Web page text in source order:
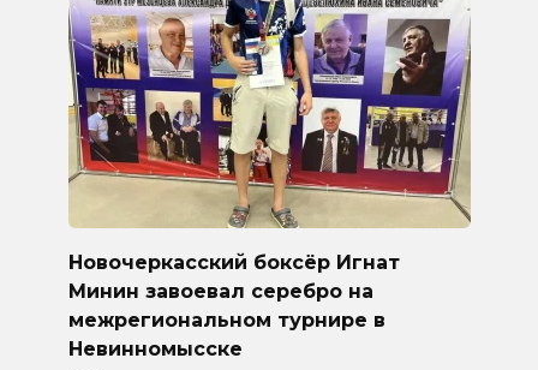
Новочеркасский боксёр Игнат
Минин завоевал серебро на
межрегиональном турнире в
Невинномысске